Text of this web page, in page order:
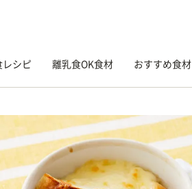
レシピ 離乳食OK食材 おすすめ食材